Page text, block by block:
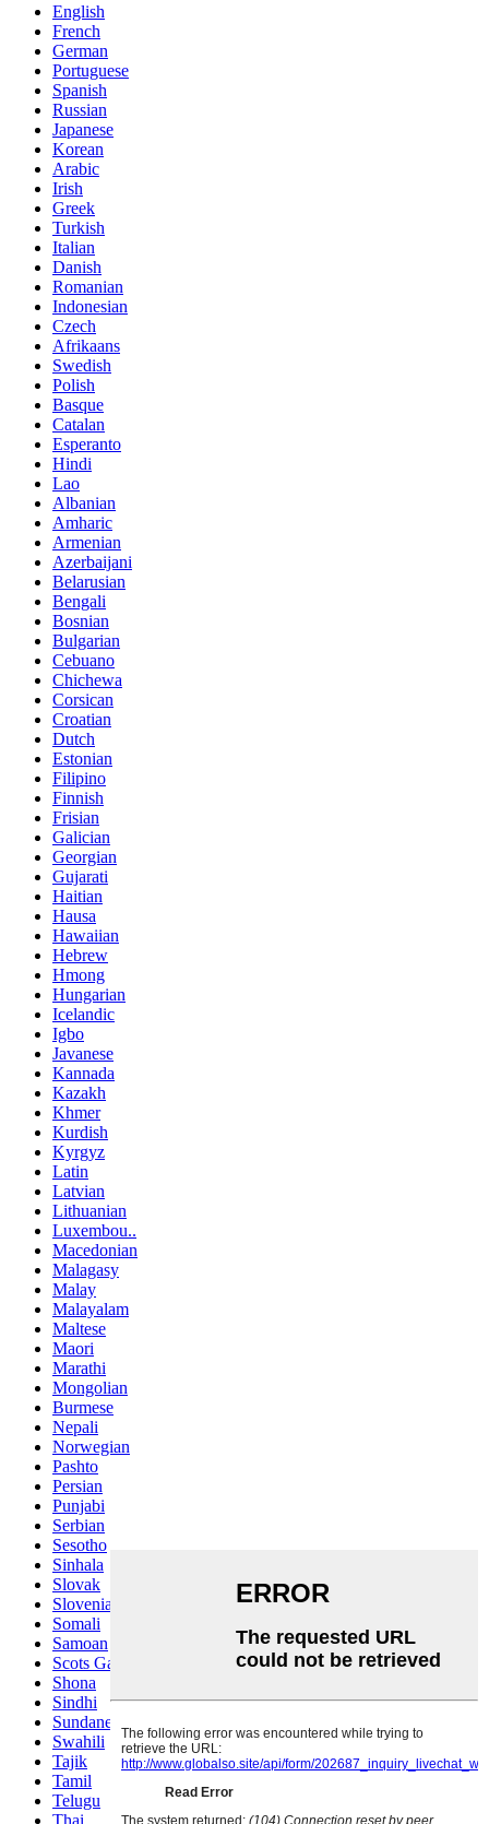
English
French
German
Portuguese
Spanish
Russian
Japanese
Korean
Arabic
Irish
Greek
Turkish
Italian
Danish
Romanian
Indonesian
Czech
Afrikaans
Swedish
Polish
Basque
Catalan
Esperanto
Hindi
Lao
Albanian
Amharic
Armenian
Azerbaijani
Belarusian
Bengali
Bosnian
Bulgarian
Cebuano
Chichewa
Corsican
Croatian
Dutch
Estonian
Filipino
Finnish
Frisian
Galician
Georgian
Gujarati
Haitian
Hausa
Hawaiian
Hebrew
Hmong
Hungarian
Icelandic
Igbo
Javanese
Kannada
Kazakh
Khmer
Kurdish
Kyrgyz
Latin
Latvian
Lithuanian
Luxembou..
Macedonian
Malagasy
Malay
Malayalam
Maltese
Maori
Marathi
Mongolian
Burmese
Nepali
Norwegian
Pashto
Persian
Punjabi
Serbian
Sesotho
Sinhala
Slovak
Slovenian
Somali
Samoan
Scots Gaelic
Shona
Sindhi
Sundanese
Swahili
Tajik
Tamil
Telugu
Thai